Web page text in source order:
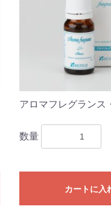
アロマフレグランス
数量
カートに入